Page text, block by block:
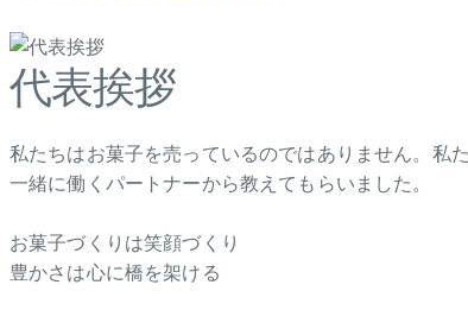
代表挨拶
私たちはお菓子を売っているのではありません。私
一緒に働くパートナーから教えてもらいました。
お菓子づくりは笑顔づくり
豊かさは心に橋を架ける